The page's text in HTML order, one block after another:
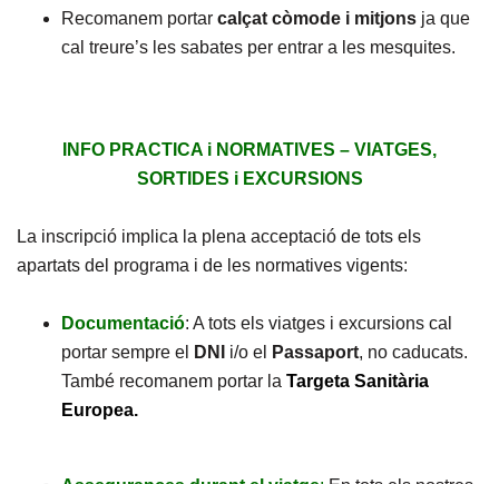
Recomanem portar calçat còmode i mitjons ja que
cal treure’s les sabates per entrar a les mesquites.
INFO PRACTICA i NORMATIVES – VIATGES,
SORTIDES i EXCURSIONS
La inscripció implica la plena acceptació de tots els
apartats del programa i de les normatives vigents:
Documentació: A tots els viatges i excursions cal
portar sempre el
DNI i/o el Passaport, no caducats.
També recomanem portar la Targeta Sanitària
Europea.